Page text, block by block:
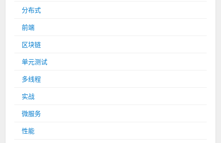
分布式
前端
区块链
单元测试
多线程
实战
微服务
性能